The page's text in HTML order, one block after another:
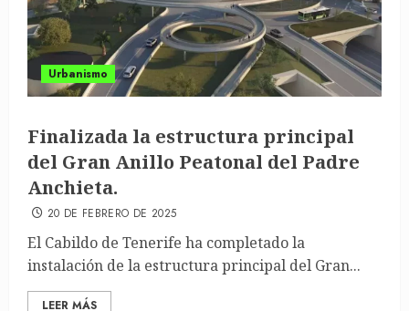
Urbanismo
Finalizada la estructura principal
del Gran Anillo Peatonal del Padre
Anchieta.
20 DE FEBRERO DE 2025
El Cabildo de Tenerife ha completado la
instalación de la estructura principal del Gran...
LEER MÁS